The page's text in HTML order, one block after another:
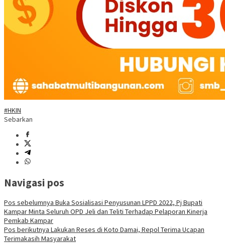
#HKIN
Sebarkan
Navigasi pos
Pos sebelumnya Buka Sosialisasi Penyusunan LPPD 2022, Pj Bupati
Kampar Minta Seluruh OPD Jeli dan Teliti Terhadap Pelaporan Kinerja
Pemkab Kampar
Pos berikutnya Lakukan Reses di Koto Damai, Repol Terima Ucapan
Terimakasih Masyarakat